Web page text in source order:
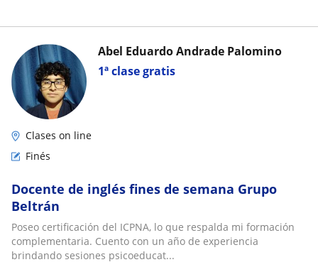
1ª clase gratis
Abel Eduardo Andrade Palomino
Clases on line
Finés
Docente de inglés fines de semana Grupo
Beltrán
Poseo certificación del ICPNA, lo que respalda mi formación
complementaria. Cuento con un año de experiencia
brindando sesiones psicoeducat...